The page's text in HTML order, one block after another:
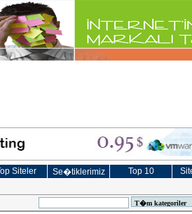
Siteler Se�tiklerimiz Top 10